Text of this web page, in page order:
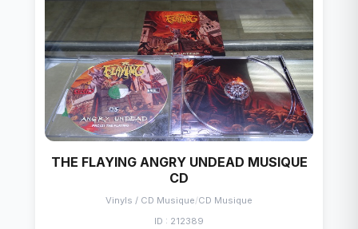
THE FLAYING ANGRY UNDEAD MUSIQUE
CD
Vinyls / CD Musique/CD Musique
ID : 212389